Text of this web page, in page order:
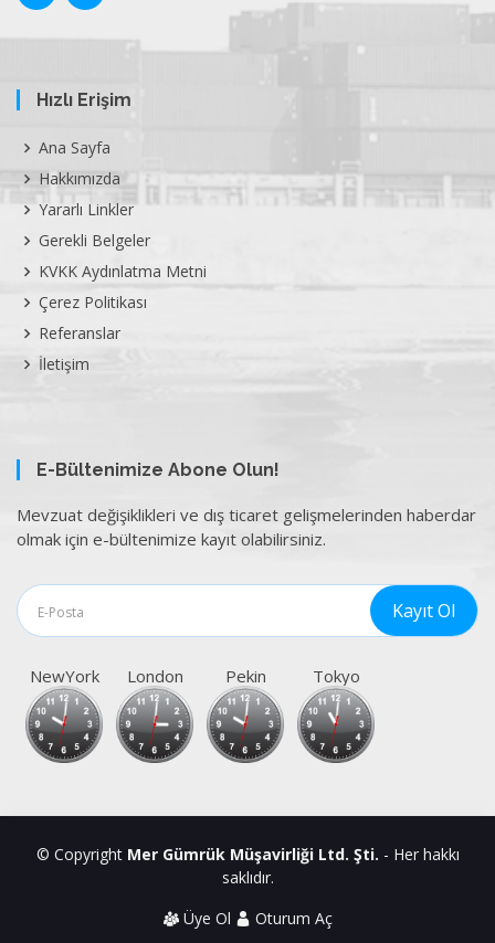
Hızlı Erişim
Ana Sayfa
Hakkımızda
Yararlı Linkler
Gerekli Belgeler
KVKK Aydınlatma Metni
Çerez Politikası
Referanslar
İletişim
E-Bültenimize Abone Olun!
Mevzuat değişiklikleri ve dış ticaret gelişmelerinden haberdar
olmak için e-bültenimize kayıt olabilirsiniz.
NewYork London Pekin Tokyo
© Copyright Mer Gümrük Müşavirliği Ltd. Şti. - Her hakkı
saklıdır.
Üye Ol
Oturum Aç